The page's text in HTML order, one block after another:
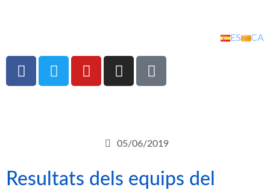
ES CA
05/06/2019
Resultats dels equips del